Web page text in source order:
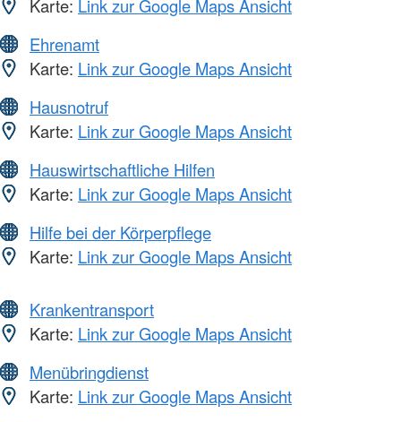
Karte: Link zur Google Maps Ansicht
Ehrenamt
Karte: Link zur Google Maps Ansicht
Hausnotruf
Karte: Link zur Google Maps Ansicht
Hauswirtschaftliche Hilfen
Karte: Link zur Google Maps Ansicht
Hilfe bei der Körperpflege
Karte: Link zur Google Maps Ansicht
Krankentransport
Karte: Link zur Google Maps Ansicht
Menübringdienst
Karte: Link zur Google Maps Ansicht